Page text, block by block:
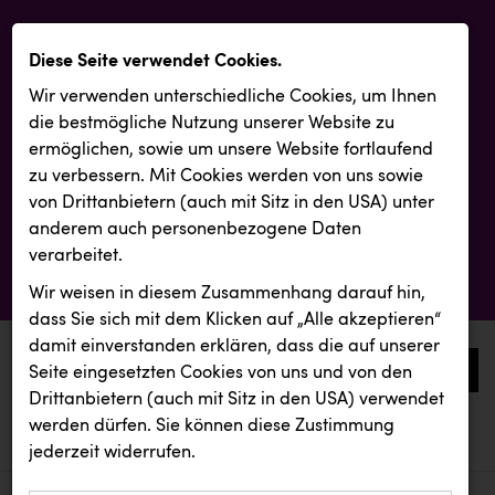
0
aktuelle aussendungen
aktuelle aussendungen
Diese Seite verwendet Cookies.
Wir verwenden unterschiedliche Cookies, um Ihnen
die best­mögliche Nutzung unserer Website zu
ermöglichen, sowie um unsere Website fortlaufend
zu verbessern. Mit Cookies werden von uns sowie
von Drittanbietern (auch mit Sitz in den USA) unter
anderem auch personenbezogene Daten
verarbeitet.
Wir weisen in diesem Zusammenhang darauf hin,
dass Sie sich mit dem Klicken auf „Alle akzeptieren“
damit ein­ver­standen erklären, dass die auf unserer
Seite eingesetzten Cookies von uns und von den
Drittanbietern (auch mit Sitz in den USA) verwendet
werden dürfen. Sie können diese Zustimmung
jederzeit widerrufen.